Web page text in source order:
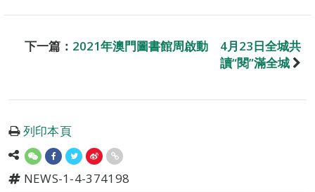
下一篇： 2021年澳門圖書館周啟動 4月23日全城共
讀“閱”滿全城
列印本頁
NEWS-1-4-374198